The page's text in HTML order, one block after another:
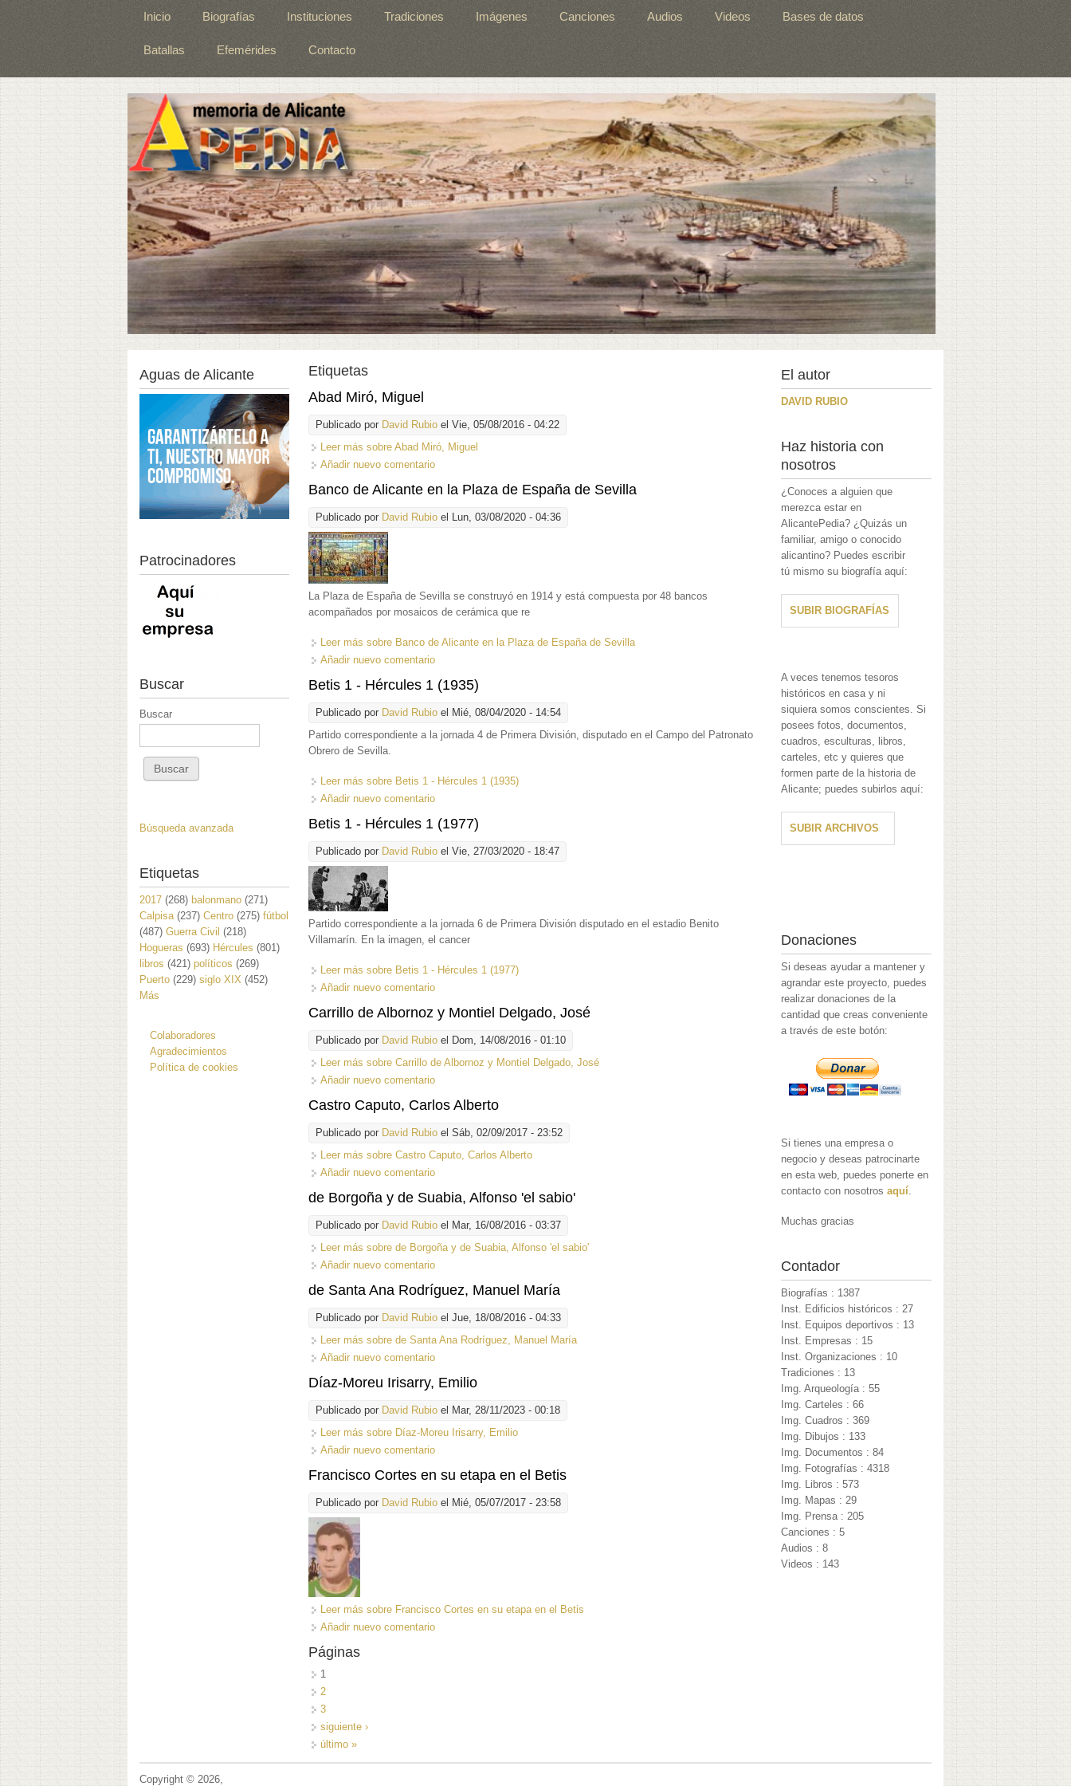
Inicio Biografías Instituciones Tradiciones Imágenes Canciones Audios Videos Bases de datos
Batallas Efemérides Contacto
Etiquetas
Abad Miró, Miguel
Publicado por David Rubio el Vie, 05/08/2016 - 04:22
Leer más sobre Abad Miró, Miguel
Añadir nuevo comentario
Banco de Alicante en la Plaza de España de Sevilla
Publicado por David Rubio el Lun, 03/08/2020 - 04:36
La Plaza de España de Sevilla se construyó en 1914 y está compuesta por 48 bancos
acompañados por mosaicos de cerámica que re
Leer más sobre Banco de Alicante en la Plaza de España de Sevilla
Añadir nuevo comentario
Betis 1 - Hércules 1 (1935)
Publicado por David Rubio el Mié, 08/04/2020 - 14:54
Partido correspondiente a la jornada 4 de Primera División, disputado en el Campo del Patronato
Obrero de Sevilla.
Leer más sobre Betis 1 - Hércules 1 (1935)
Añadir nuevo comentario
Betis 1 - Hércules 1 (1977)
Publicado por David Rubio el Vie, 27/03/2020 - 18:47
Partido correspondiente a la jornada 6 de Primera División disputado en el estadio Benito
Villamarín. En la imagen, el cancer
Leer más sobre Betis 1 - Hércules 1 (1977)
Añadir nuevo comentario
Carrillo de Albornoz y Montiel Delgado, José
Publicado por David Rubio el Dom, 14/08/2016 - 01:10
Leer más sobre Carrillo de Albornoz y Montiel Delgado, José
Añadir nuevo comentario
Castro Caputo, Carlos Alberto
Publicado por David Rubio el Sáb, 02/09/2017 - 23:52
Leer más sobre Castro Caputo, Carlos Alberto
Añadir nuevo comentario
de Borgoña y de Suabia, Alfonso 'el sabio'
Publicado por David Rubio el Mar, 16/08/2016 - 03:37
Leer más sobre de Borgoña y de Suabia, Alfonso 'el sabio'
Añadir nuevo comentario
de Santa Ana Rodríguez, Manuel María
Publicado por David Rubio el Jue, 18/08/2016 - 04:33
Leer más sobre de Santa Ana Rodríguez, Manuel María
Añadir nuevo comentario
Díaz-Moreu Irisarry, Emilio
Publicado por David Rubio el Mar, 28/11/2023 - 00:18
Leer más sobre Díaz-Moreu Irisarry, Emilio
Añadir nuevo comentario
Francisco Cortes en su etapa en el Betis
Publicado por David Rubio el Mié, 05/07/2017 - 23:58
Leer más sobre Francisco Cortes en su etapa en el Betis
Añadir nuevo comentario
Páginas
1
2
3
siguiente ›
último »
Aguas de Alicante
Patrocinadores
Buscar
Buscar
Búsqueda avanzada
Etiquetas
2017 (268) balonmano (271)
Calpisa (237) Centro (275) fútbol
(487) Guerra Civil (218)
Hogueras (693) Hércules (801)
libros (421) políticos (269)
Puerto (229) siglo XIX (452)
Más
Colaboradores
Agradecimientos
Política de cookies
El autor
DAVID RUBIO
Haz historia con
nosotros
¿Conoces a alguien que
merezca estar en
AlicantePedia? ¿Quizás un
familiar, amigo o conocido
alicantino? Puedes escribir
tú mismo su biografía aquí:
SUBIR BIOGRAFÍAS
A veces tenemos tesoros
históricos en casa y ni
siquiera somos conscientes. Si
posees fotos, documentos,
cuadros, esculturas, libros,
carteles, etc y quieres que
formen parte de la historia de
Alicante; puedes subirlos aquí:
SUBIR ARCHIVOS
Donaciones
Si deseas ayudar a mantener y
agrandar este proyecto, puedes
realizar donaciones de la
cantidad que creas conveniente
a través de este botón:
Si tienes una empresa o
negocio y deseas patrocinarte
en esta web, puedes ponerte en
contacto con nosotrosaquí.
Muchas gracias
Contador
Biografías : 1387
Inst. Edificios históricos : 27
Inst. Equipos deportivos : 13
Inst. Empresas : 15
Inst. Organizaciones : 10
Tradiciones : 13
Img. Arqueología : 55
Img. Carteles : 66
Img. Cuadros : 369
Img. Dibujos : 133
Img. Documentos : 84
Img. Fotografías : 4318
Img. Libros : 573
Img. Mapas : 29
Img. Prensa : 205
Canciones : 5
Audios : 8
Videos : 143
Copyright © 2026,